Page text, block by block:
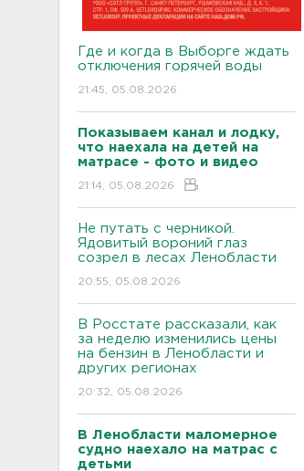
Где и когда в Выборге ждать
отключения горячей воды
21:45, 05.08.2026
Показываем канал и лодку,
что наехала на детей на
матрасе - фото и видео
21:14, 05.08.2026
Не путать с черникой.
Ядовитый вороний глаз
созрел в лесах Ленобласти
20:55, 05.08.2026
В Росстате рассказали, как
за неделю изменились цены
на бензин в Ленобласти и
других регионах
20:32, 05.08.2026
В Ленобласти маломерное
судно наехало на матрас с
детьми